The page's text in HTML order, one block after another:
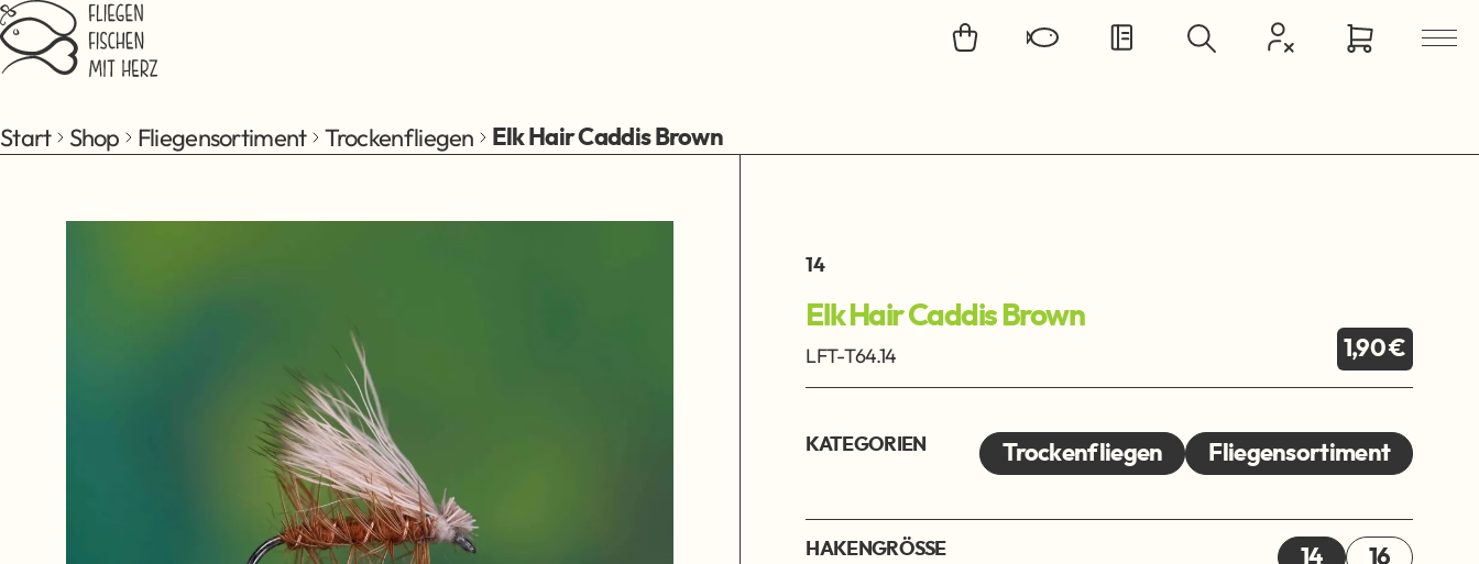
Zum Hauptinhalt springen
Start Shop Fliegensortiment Trockenfliegen Elk Hair Caddis Brown
14
Elk Hair Caddis Brown
LFT-T64.14 1,90 €
KATEGORIEN Trockenfliegen Fliegensortiment
HAKENGRÖSSE 14 16